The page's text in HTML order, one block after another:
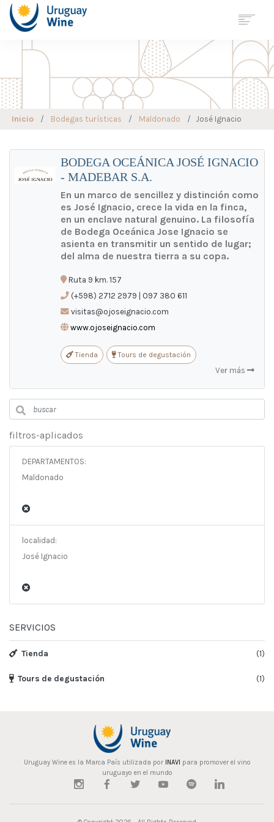
Mapa de
Enoturismo
URUGUAY
REGIONES
ENOTURISMO
VITICULTURASOSTENIBLE
ESTADÍSTICAS
/ PT
Inicio Bodegas turísticas Maldonado José Ignacio
BODEGA OCEÁNICA JOSÉ IGNACIO
- MADEBAR S.A.
En un marco de sencillez y distinción como
es José Ignacio, crece la vida en la finca,
en un enclave natural genuino. La filosofía
de Bodega Oceánica Jose Ignacio se
asienta en transmitir un sentido de lugar;
del alma de nuestra tierra a su copa.
Ruta 9 km. 157
(+598) 2712 2979 | 097 380 611
visitas@ojoseignacio.com
www.ojoseignacio.com
Tienda Tours de degustación
Ver más
filtros-aplicados
DEPARTAMENTOS:
Maldonado
localidad:
José Ignacio
SERVICIOS
Tienda (1)
Tours de degustación (1)
Uruguay Wine es la Marca País utilizada por INAVI para promover el vino
uruguayo en el mundo